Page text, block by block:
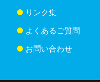
リンク集
よくあるご質問
お問い合わせ